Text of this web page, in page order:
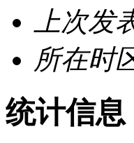
上次发
所在时
统计信息